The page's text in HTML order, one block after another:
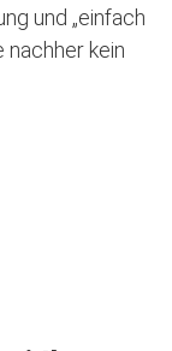
und „einfach
nachher kein